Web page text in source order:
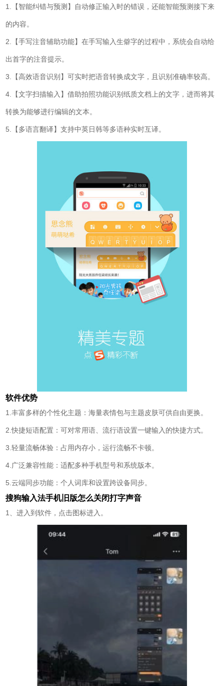
1.【智能纠错与预测】自动修正输入时的错误，还能智能预测接下来
的内容。
2.【手写注音辅助功能】在手写输入生僻字的过程中，系统会自动给
出首字的注音提示。
3.【高效语音识别】可实时把语音转换成文字，且识别准确率较高。
4.【文字扫描输入】借助拍照功能识别纸质文档上的文字，进而将其
转换为能够进行编辑的文本。
5.【多语言翻译】支持中英日韩等多语种实时互译。
软件优势
1.丰富多样的个性化主题：海量表情包与主题皮肤可供自由更换。
2.快捷短语配置：可对常用语、流行语设置一键输入的快捷方式。
3.轻量流畅体验：占用内存小，运行流畅不卡顿。
4.广泛兼容性能：适配多种手机型号和系统版本。
5.云端同步功能：个人词库和设置跨设备同步。
搜狗输入法手机旧版怎么关闭打字声音
1、进入到软件，点击图标进入。